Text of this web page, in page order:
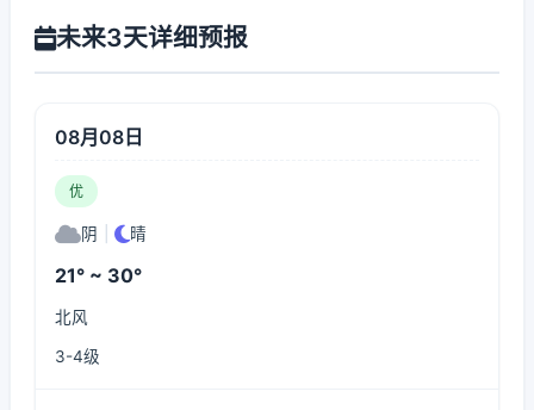
未来3天详细预报
08月08日
优
阴 晴
21° ~ 30°
北风
3-4级